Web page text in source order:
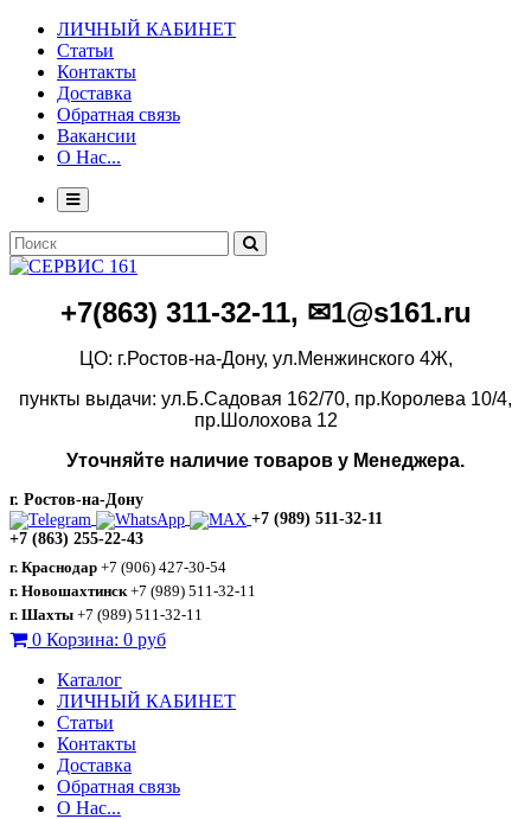
ЛИЧНЫЙ КАБИНЕТ
Статьи
Контакты
Доставка
Обратная связь
Вакансии
О Нас...
+7(863) 311-32-11, ✉1@s161.ru
ЦО: г.Ростов-на-Дону, ул.Менжинского 4Ж,
пункты выдачи: ул.Б.Садовая 162/70, пр.Королева 10/4,
пр.Шолохова 12
Уточняйте наличие товаров у Менеджера.
г. Ростов-на-Дону
+7 (989) 511-32-11
+7 (863) 255-22-43
г. Краснодар +7 (906) 427-30-54
г. Новошахтинск +7 (989) 511-32-11
г. Шахты +7 (989) 511-32-11
0 Корзина: 0 руб
Каталог
ЛИЧНЫЙ КАБИНЕТ
Статьи
Контакты
Доставка
Обратная связь
О Нас...